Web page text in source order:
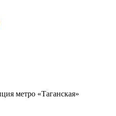
метро «Таганская»